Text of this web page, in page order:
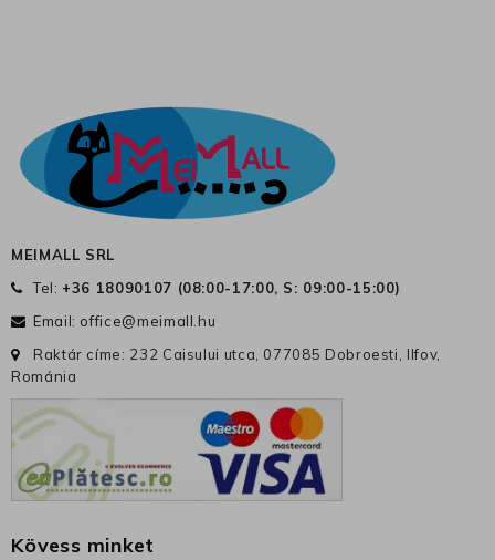
MEIMALL SRL
Tel: +36 18090107 (08:00-17:00, S: 09:00-15:00)
Email: office@meimall.hu
Raktár címe: 232 Caisului utca, 077085 Dobroesti, Ilfov,
Románia
Kövess minket